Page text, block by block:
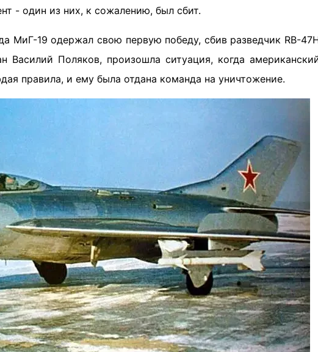
- один из них, к сожалению, был сбит.
МиГ-19 одержал свою первую победу, сбив разведчик RB-
Василий Поляков, произошла ситуация, когда
правила, и ему была отдана команда на уничтожение.